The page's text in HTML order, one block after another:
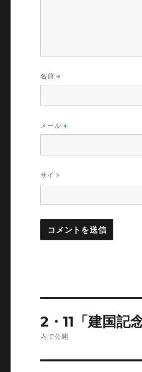
名前※
メール※
サイト
稿
2・11「建国記
内で公開